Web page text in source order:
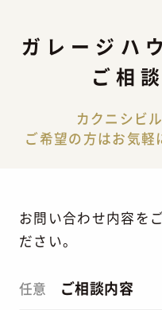
ガレージハ
ご相
カクニシビ
ご希望の方はお気軽
お問い合わせ内容を
ださい。
任意 ご相談内容